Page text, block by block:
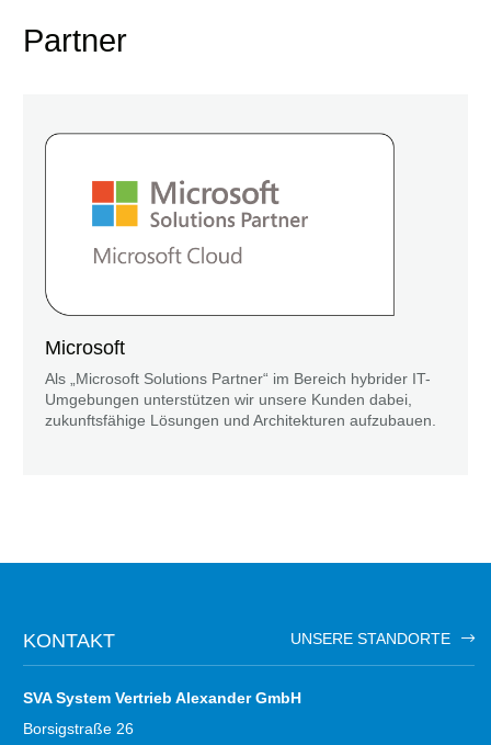
Partner
Microsoft
Als „Microsoft Solutions Partner“ im Bereich hybrider IT-
Umgebungen unterstützen wir unsere Kunden dabei,
zukunftsfähige Lösungen und Architekturen aufzubauen.
KONTAKT UNSERE STANDORTE
SVA System Vertrieb Alexander GmbH
Borsigstraße 26